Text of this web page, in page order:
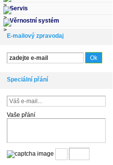
Servis
Věrnostní systém
E-mailový zpravodaj
Speciální přání
Vaše přání